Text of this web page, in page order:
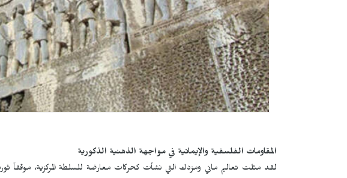
المقاومات الفلسفية والإيمانية في مواجهة الذهنية الذكورية
لقد مثلت تعاليم ماني ومزدك التي نشأت كحركات معارضة للسلطة المركزية، موقفاً